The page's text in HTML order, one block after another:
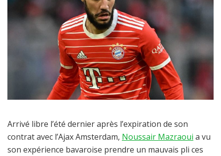
Arrivé libre l’été dernier après l’expiration de son
contrat avec l’Ajax Amsterdam, Noussair Mazraoui a vu
son expérience bavaroise prendre un mauvais pli ces